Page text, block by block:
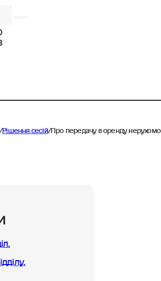
/Рішення сесій/Про передачу в оренду